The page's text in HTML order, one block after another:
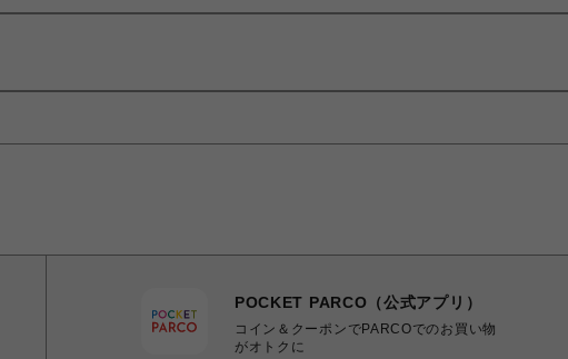
POCKET PARCO（公式アプリ）
コイン＆クーポンでPARCOでのお買い物
がオトクに